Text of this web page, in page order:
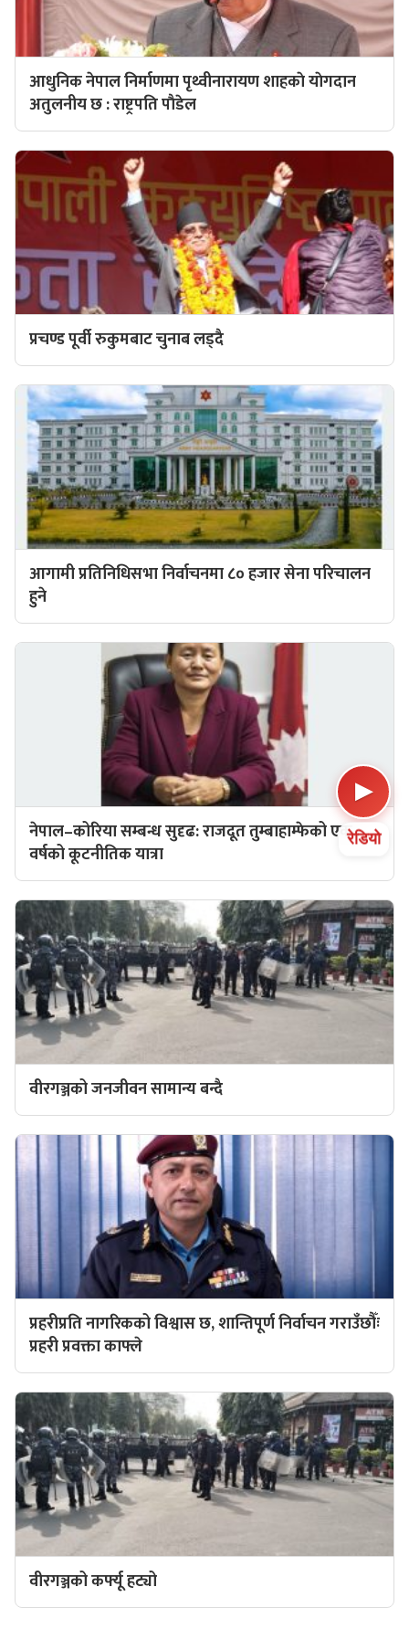
▶
रेडियो
आधुनिक नेपाल निर्माणमा पृथ्वीनारायण शाहकाे याेगदान
अतुलनीय छ : राष्ट्रपति पाैडेल
प्रचण्ड पूर्वी रुकुमबाट चुनाब लड्दै
आगामी प्रतिनिधिसभा निर्वाचनमा ८० हजार सेना परिचालन
हुने
नेपाल–कोरिया सम्बन्ध सुदृढ: राजदूत तुम्बाहाम्फेको एक
वर्षको कूटनीतिक यात्रा
वीरगञ्जको जनजीवन सामान्य बन्दै
प्रहरीप्रति नागरिकको विश्वास छ, शान्तिपूर्ण निर्वाचन गराउँछौँः
प्रहरी प्रवक्ता काफ्ले
वीरगञ्जको कर्फ्यू हट्यो